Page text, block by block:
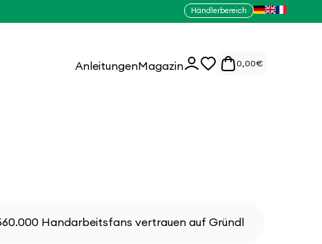
Händlerbereich
AnleitungenMagazinEinloggen 0,00€
0
Artikel
Handarbeitsfans vertrauen auf Gründl